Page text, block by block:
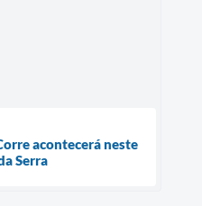
acontecerá neste
Serra